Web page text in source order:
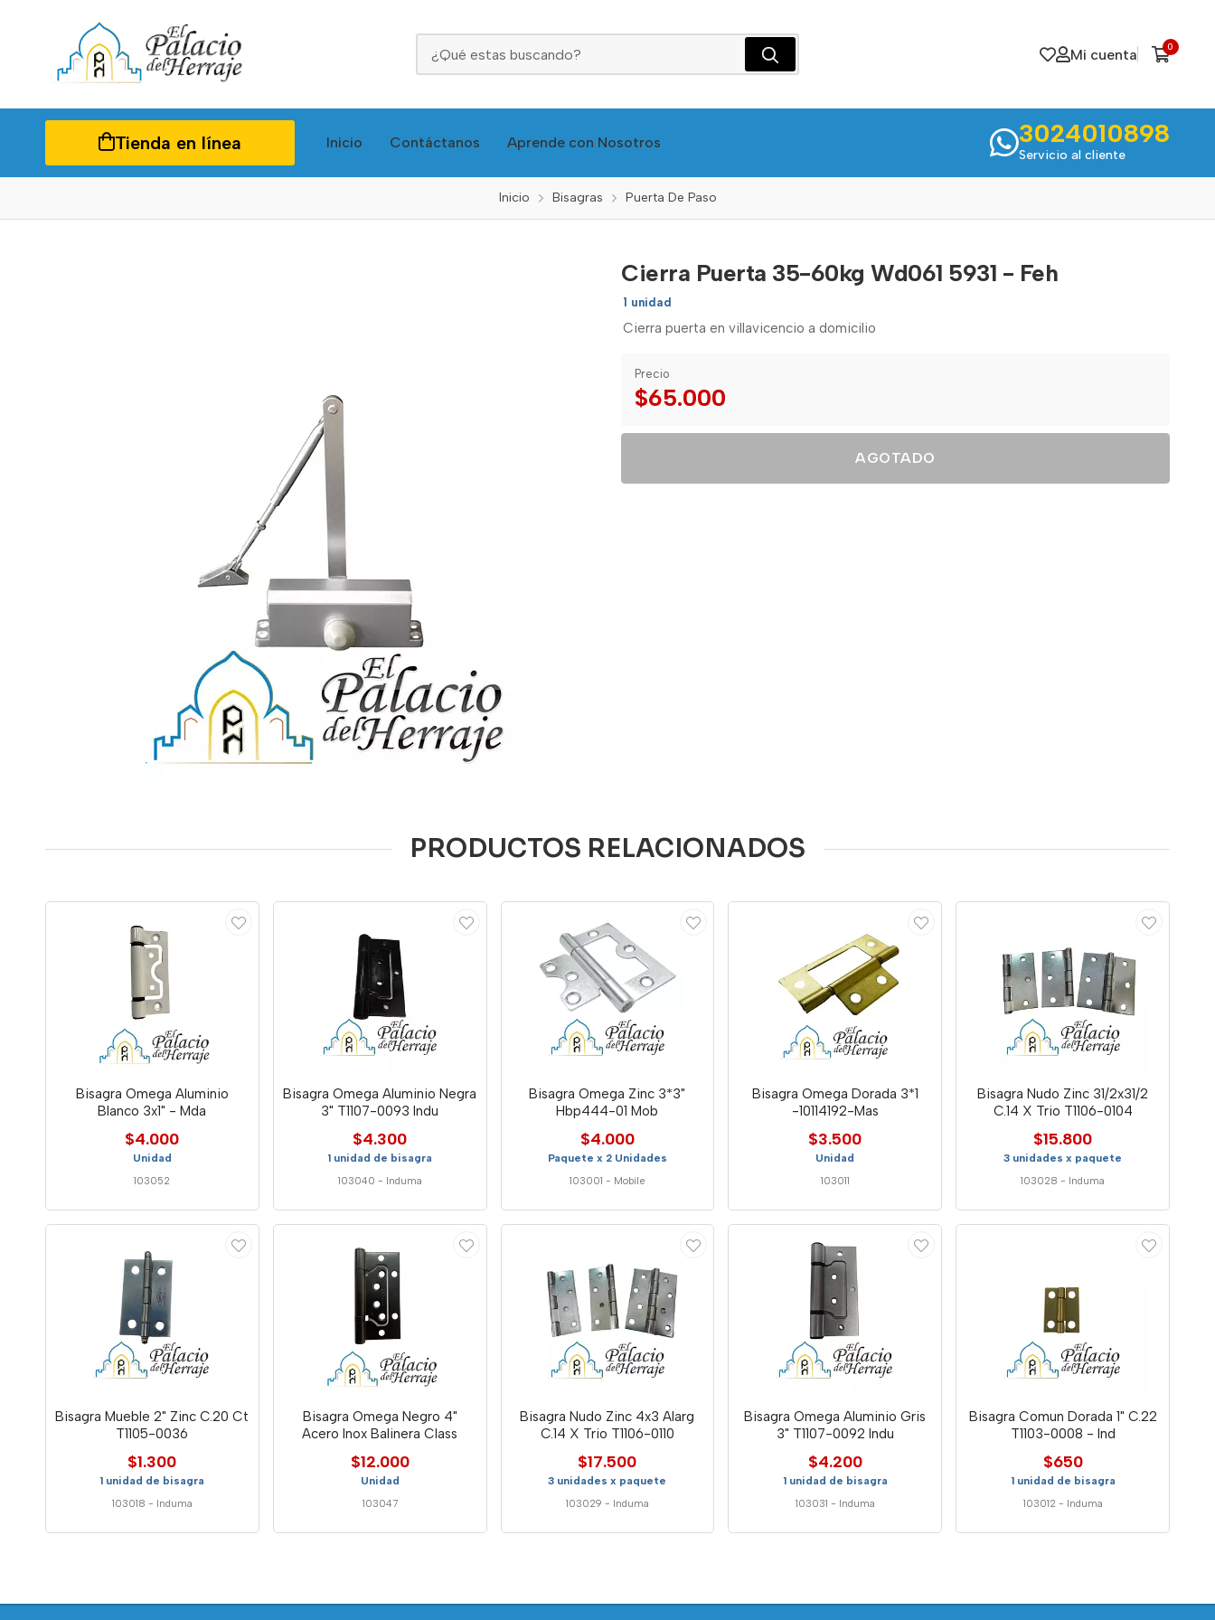
Mi cuenta 0
Tienda en línea Inicio Contáctanos Aprende con Nosotros 3024010898
Servicio al cliente
Inicio Bisagras Puerta De Paso
Cierra Puerta 35-60kg Wd061 5931 - Feh
1 unidad
Cierra puerta en villavicencio a domicilio
Precio
$65.000
AGOTADO
PRODUCTOS RELACIONADOS
Bisagra Omega Aluminio
Blanco 3x1" - Mda
$4.000
Unidad
103052
Bisagra Omega Aluminio Negra
3" T1107-0093 Indu
$4.300
1 unidad de bisagra
103040 - Induma
Bisagra Omega Zinc 3*3"
Hbp444-01 Mob
$4.000
Paquete x 2 Unidades
103001 - Mobile
Bisagra Omega Dorada 3*1
-10114192-Mas
$3.500
Unidad
103011
Bisagra Nudo Zinc 31/2x31/2
C.14 X Trio T1106-0104
$15.800
3 unidades x paquete
103028 - Induma
Bisagra Mueble 2" Zinc C.20 Ct
T1105-0036
$1.300
1 unidad de bisagra
103018 - Induma
Bisagra Omega Negro 4"
Acero Inox Balinera Class
$12.000
Unidad
103047
Bisagra Nudo Zinc 4x3 Alarg
C.14 X Trio T1106-0110
$17.500
3 unidades x paquete
103029 - Induma
Bisagra Omega Aluminio Gris
3" T1107-0092 Indu
$4.200
1 unidad de bisagra
103031 - Induma
Bisagra Comun Dorada 1" C.22
T1103-0008 - Ind
$650
1 unidad de bisagra
103012 - Induma